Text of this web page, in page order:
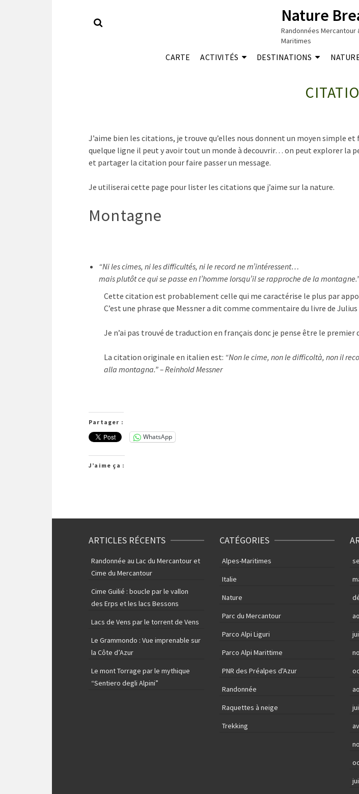
Nature
Randonnées Mercantour
Maritimes
CARTE ACTIVITÉS DESTINATIONS
J’aime bien les citations, je trouve qu’elles nous donnent un moyen simple
quelque ligne il peut y avoir tout un monde à decouvrir… on peut explorer la
et partager la citation pour faire passer un message.
Je utiliserai cette page pour lister les citations que j’aime sur la nature.
Montagne
“Ni les cimes, ni les difficultés, ni le record ne m’intéressent…
mais plutôt ce qui se passe en l’homme lorsqu’il se rapproche de la
Cette citation est probablement celle qui me caractérise le plus par
C’est une phrase que Messner a dit comme commentaire du livre de Julius
Je n’ai pas trouvé de traduction en français donc je pense être le premier
La citation originale en italien est: “Non le cime, non le difficoltà, non il
alla montagna.” – Reinhold Messner
Partager :
WhatsApp
J’aime ça :
ARTICLES RÉCENTS
Randonnée au Lac du Mercantour et
Cime du Mercantour
Cime Guilié : boucle par le vallon
des Erps et les lacs Bessons
Lacs de Vens par le torrent de Vens
Le Grammondo : Vue imprenable sur
la Côte d’Azur
Le mont Torrage par le mythique
“Sentiero degli Alpini”
CATÉGORIES
Alpes-Maritimes
Italie
Nature
Parc du Mercantour
Parco Alpi Liguri
Parco Alpi Marittime
PNR des Préalpes d'Azur
Randonnée
Raquettes à neige
Trekking